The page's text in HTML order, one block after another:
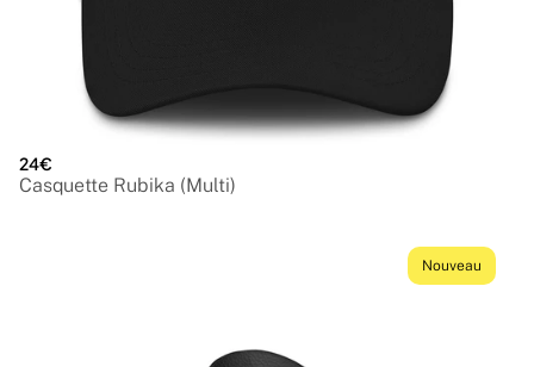
24€
Casquette Rubika (Multi)
Nouveau